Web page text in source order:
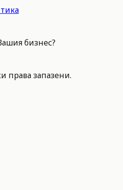
бизнес?
права запазени.